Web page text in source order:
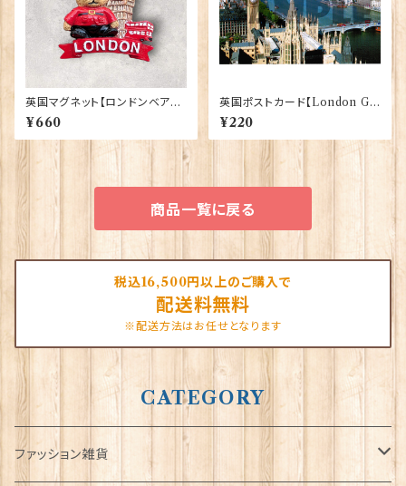
英国マグネット【ロンドンベア】A
&S Gifts 90030（RMG-037）
¥660
英国ポストカード【London G】
J.Salmon 90083-045
¥220
商品一覧に戻る
税込16,500円以上のご購入で
配送料無料
※配送方法はお任せとなります
CATEGORY
ファッション雑貨